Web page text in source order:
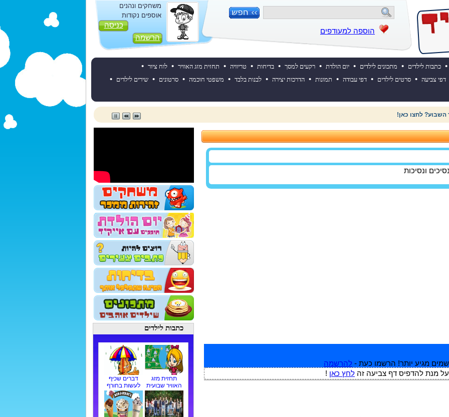
הוספה למעודפים
משחקים ונהנים
אוספים נקודות
כניסה
הרשמה
• כתבות לילדים • מתכונים לילדים • יום הולדת • רקעים למסך • בדיחות • טריוויה • תחזית מזג האוויר • לוח ציור •
דפי צביעה • סרטים לילדים • דפי עבודה • תמונות • הדרכות יצירה • לבנות בלבד • משפטי חוכמה • סרטונים • שירים לילדים •
השבוע? לחצו כאן!
ונסיכות
מגיע יותר! הרשמו כעת - להרשמה
על מנת להדפיס דף צביעה זה לחץ כאן !
כתבות לילדים
תחזית מזג
האוויר שבועית
דברים שכיף
לעשות בחורף